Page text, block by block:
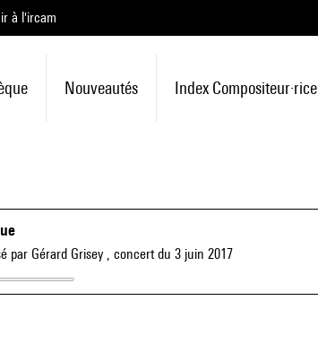
à l'ircam
Nouveautés Index Compositeur·rice
par Gérard Grisey , concert du 3 juin 2017